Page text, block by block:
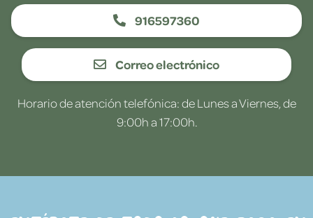
916597360
Correo electrónico
Horario de atención telefónica: de Lunes a Viernes, de
9:00h a 17:00h.